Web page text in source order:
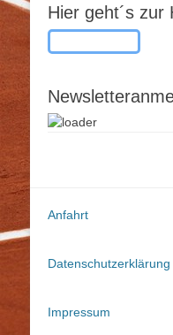
Hier geht´s zur
Anfahrt
Datenschutzerklärung
Impressum